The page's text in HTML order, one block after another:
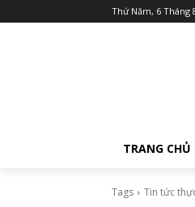
Thứ Năm, 6 Tháng
TRANG CHỦ
Tags Tin tức